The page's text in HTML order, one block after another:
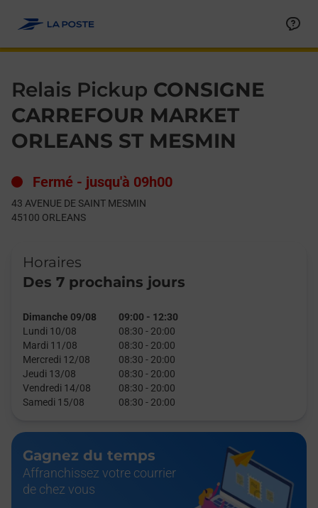
Relais Pickup CONSIGNE
CARREFOUR MARKET
ORLEANS ST MESMIN
Fermé - jusqu'à 09h00
43 AVENUE DE SAINT MESMIN
45100 ORLEANS
Horaires
Des 7 prochains jours
Dimanche 09/08 09:00 - 12:30
Lundi 10/08
08:30 - 20:00
Mardi 11/08
08:30 - 20:00
Mercredi 12/08
08:30 - 20:00
Jeudi 13/08
08:30 - 20:00
Vendredi 14/08
08:30 - 20:00
Samedi 15/08
08:30 - 20:00
Gagnez du temps
Affranchissez votre courrier
de chez vous